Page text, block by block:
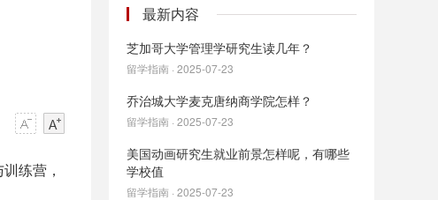
练营，
最新内容
芝加哥大学管理学研究生读几年？
留学指南 · 2025-07-23
乔治城大学麦克唐纳商学院怎样？
留学指南 · 2025-07-23
美国动画研究生就业前景怎样呢，有哪些
学校值
留学指南 · 2025-07-23